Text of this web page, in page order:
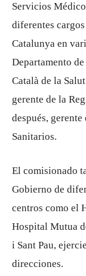
Servicios
diferentes
Catalunya en
Departamento
Català de la
gerente de la
después,
Sanitarios.
El comisionado
Gobierno de
centros como el
Hospital Mutua
i Sant Pau,
direcciones.